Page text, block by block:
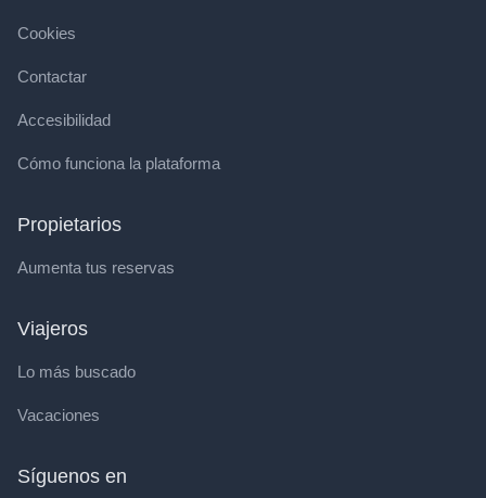
Cookies
Contactar
Accesibilidad
Cómo funciona la plataforma
Propietarios
Aumenta tus reservas
Viajeros
Lo más buscado
Vacaciones
Síguenos en